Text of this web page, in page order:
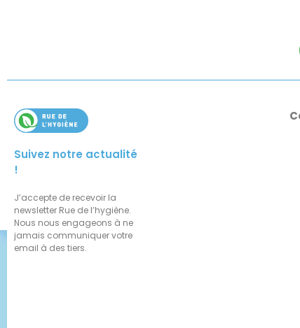
Suivez notre actualité
!
J’accepte de recevoir la
newsletter Rue de l’hygiène.
Nous nous engageons à ne
jamais communiquer votre
email à des tiers.